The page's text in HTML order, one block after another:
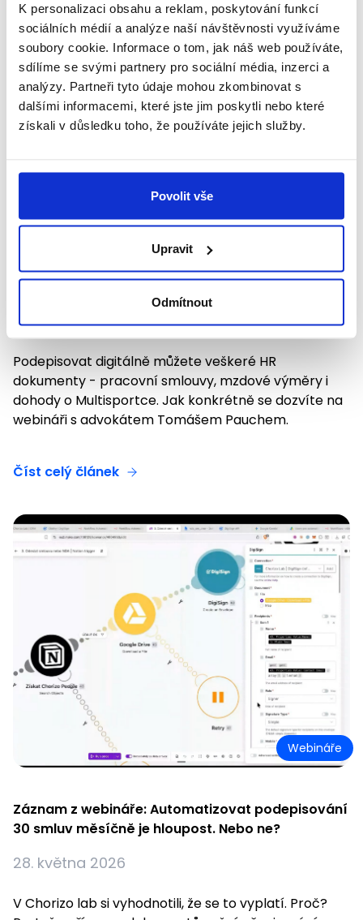
K personalizaci obsahu a reklam, poskytování funkcí
sociálních médií a analýze naší návštěvnosti využíváme
soubory cookie. Informace o tom, jak náš web používáte,
sdílíme se svými partnery pro sociální média, inzerci a
analýzy. Partneři tyto údaje mohou zkombinovat s
dalšími informacemi, které jste jim poskytli nebo které
získali v důsledku toho, že používáte jejich služby.
Povolit vše
Upravit
Odmítnout
Záznam webináře: Jistota v podepisování HR
dokumentů
4. června 2026
Podepisovat digitálně můžete veškeré HR
dokumenty - pracovní smlouvy, mzdové výměry i
dohody o Multisportce. Jak konkrétně se dozvíte na
webináři s advokátem Tomášem Pauchem.
Číst celý článek
Webináře
Záznam z webináře: Automatizovat podepisování
30 smluv měsíčně je hloupost. Nebo ne?
28. května 2026
V Chorizo lab si vyhodnotili, že se to vyplatí. Proč?